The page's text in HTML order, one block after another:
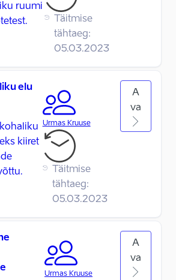
ruumi
Täitmise
tähtaeg:
05.03.2023
elu
kiiret
Urmas Kruuse
Täitmise
tähtaeg:
05.03.2023
A
va
Urmas Kruuse
A
va